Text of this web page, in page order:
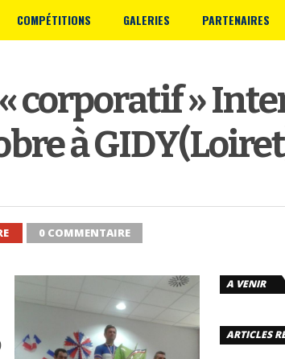
COMPÉTITIONS GALERIES PARTENAIRES
corporatif »
à
0 COMMENTAIRE
A VENIR
ARTICLES